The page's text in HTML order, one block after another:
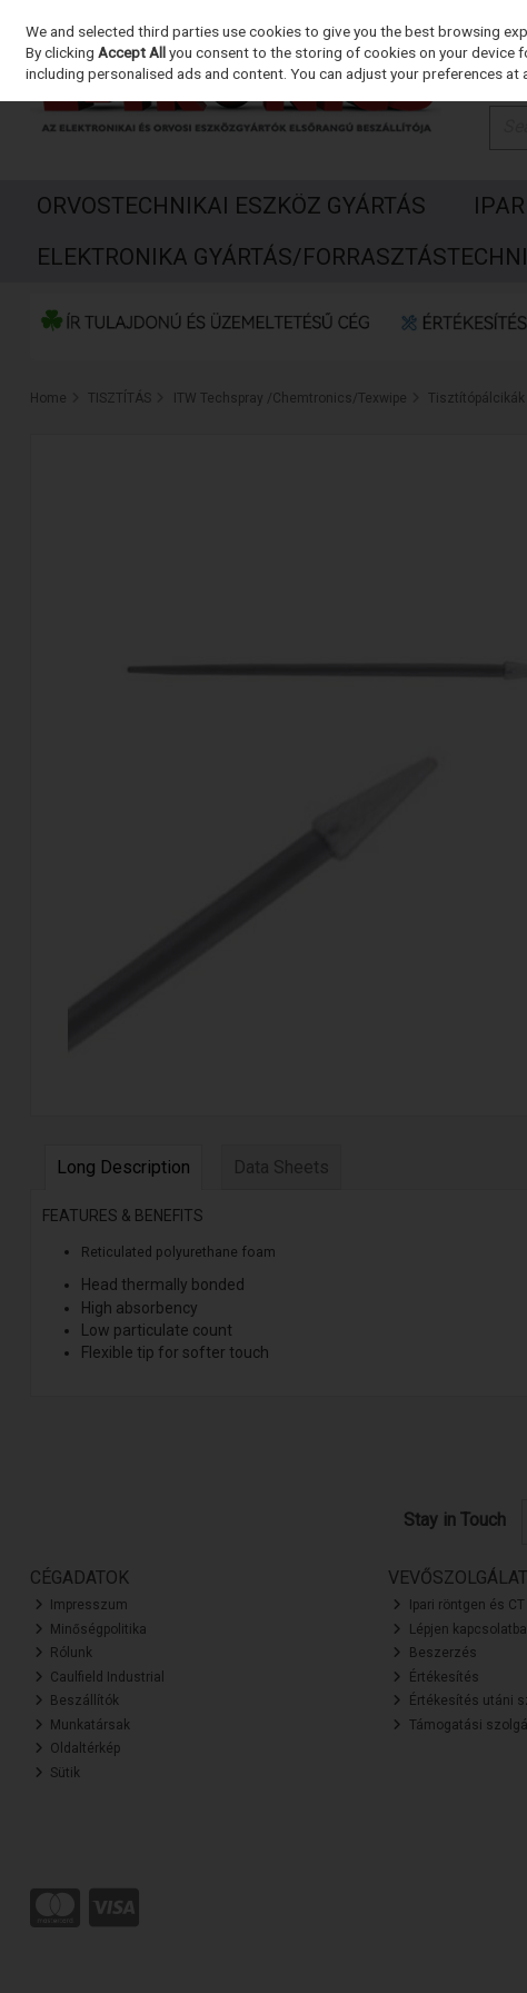
Skip to content
ORVOSTECHNIKAI ESZKÖZ GYÁRTÁS
ELEKTRONIKA GYÁRTÁS/
Home TISZTÍTÁS ITW Techspray /Chemtronics/Texwipe Tisztítópálcikák
Long Description Data Sheets
FEATURES & BENEFITS
Reticulated polyurethane foam
Head thermally bonded
High absorbency
Low particulate count
Flexible tip for softer touch
Stay in Touch
CÉGADATOK
Impresszum
Minőségpolitika
Rólunk
Caulfield Industrial
Beszállítók
Munkatársak
Oldaltérkép
Sütik
VEVŐSZOLGÁLAT
Ipari röntgen és
Lépjen
Beszerzés
Értékesítés
Értékesítés utáni
Támogatási
We and selected third parties use cookies to give you the best browsing
By clickingAccept Allyou consent to the storing of cookies on your device
including personalised ads and content. You can adjust your preferences at